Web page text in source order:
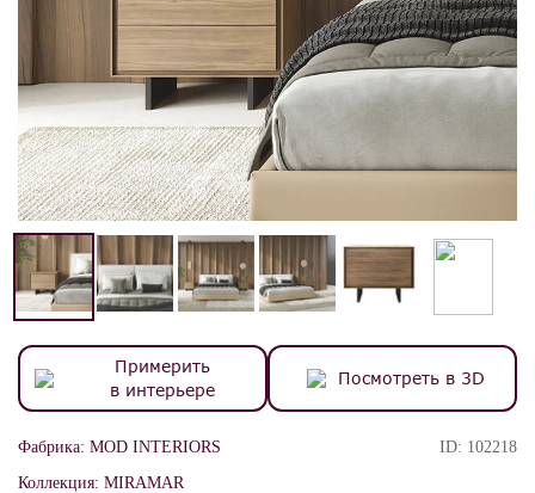
Примерить
в интерьере
Посмотреть в 3D
Фабрика: MOD INTERIORS
Коллекция: MIRAMAR
ID: 102218